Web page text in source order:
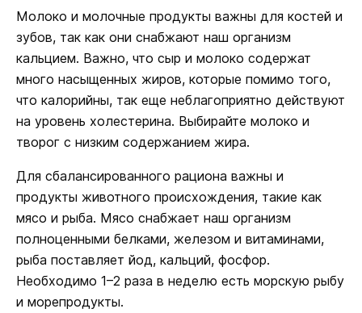
Молоко и молочные продукты важны для костей и
зубов, так как они снабжают наш организм
кальцием. Важно, что сыр и молоко содержат
много насыщенных жиров, которые помимо того,
что калорийны, так еще неблагоприятно действуют
на уровень холестерина. Выбирайте молоко и
творог с низким содержанием жира.
Для сбалансированного рациона важны и
продукты животного происхождения, такие как
мясо и рыба. Мясо снабжает наш организм
полноценными белками, железом и витаминами,
рыба поставляет йод, кальций, фосфор.
Необходимо 1–2 раза в неделю есть морскую рыбу
и морепродукты.